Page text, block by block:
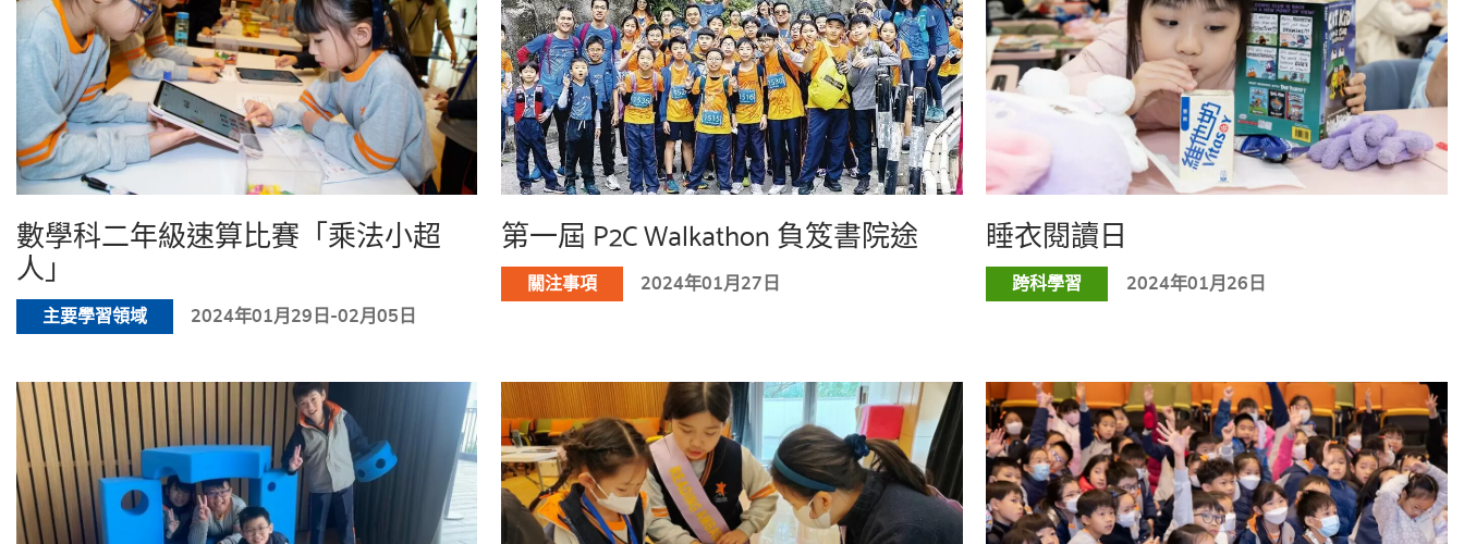
數學科二年級速算比賽「乘法小超
人」
主要學習領域 2024年01月29日-02月05日
第一屆 P2C Walkathon 負笈書院途
關注事項 2024年01月27日
睡衣閱讀日
跨科學習 2024年01月26日